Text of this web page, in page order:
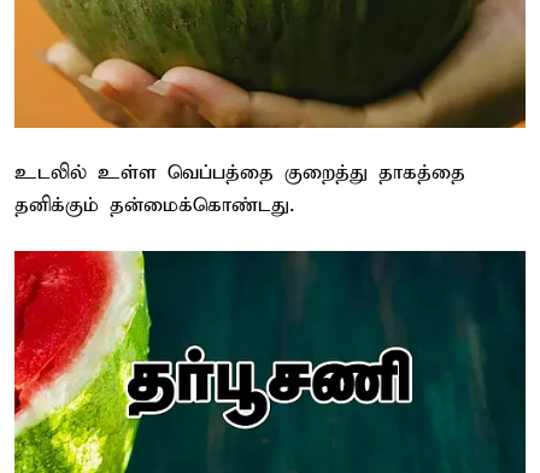
உடலில் உள்ள வெப்பத்தை குறைத்து தாகத்தை
தனிக்கும் தன்மைக்கொண்டது.